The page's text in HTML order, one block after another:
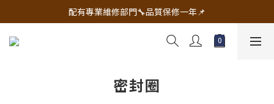
🔧電動工具&五金唯一首選 宇慶五金網拍🔧
配有專業維修部門🔧品質保修一年📌
🔧電動工具&五金唯一首選 宇慶五金網拍🔧
密封圈